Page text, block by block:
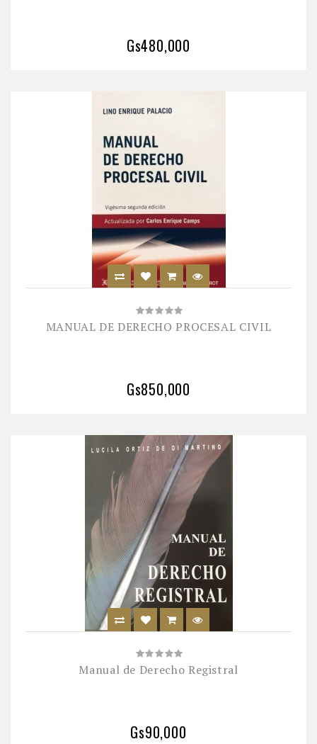
Gs480,000
MANUAL DE DERECHO PROCESAL CIVIL
Gs850,000
Manual de Derecho Registral
Gs90,000